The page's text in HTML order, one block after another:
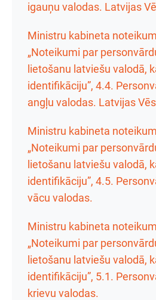
igauņu valodas. Latvijas
Ministru kabineta
„Noteikumi par
lietošanu latviešu valodā,
identifikāciju”, 4.4.
angļu valodas. Latvijas
Ministru kabineta
„Noteikumi par
lietošanu latviešu valodā,
identifikāciju”, 4.5.
vācu valodas.
Ministru kabineta
„Noteikumi par
lietošanu latviešu valodā,
identifikāciju”, 5.1.
krievu valodas.